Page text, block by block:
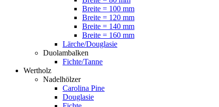
Breite = 100 mm
Breite = 120 mm
Breite = 140 mm
Breite = 160 mm
Lärche/Douglasie
Duolambalken
Fichte/Tanne
Wertholz
Nadelhölzer
Carolina Pine
Douglasie